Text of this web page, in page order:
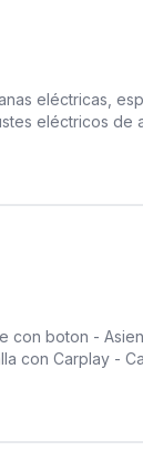
eléctricas,
eléctricos de
botón, rines
de 12 v, 5
y al lado
en
con boton -
con Carplay -
- Placa y